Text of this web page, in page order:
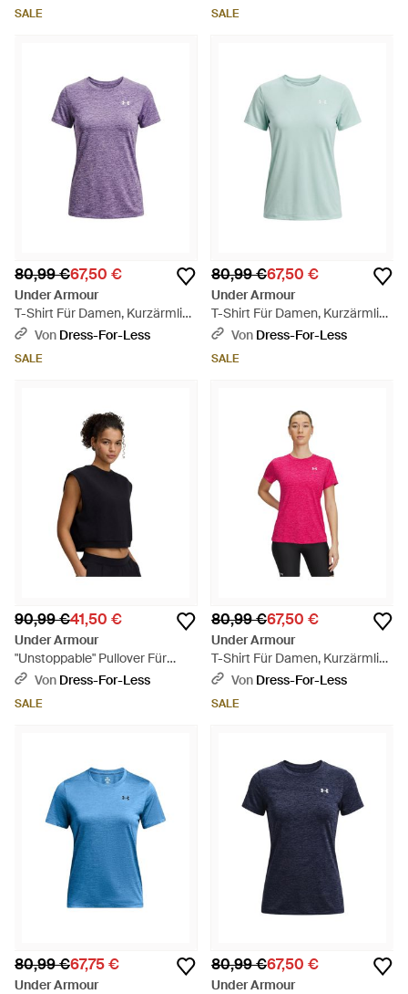
SALE SALE
80,99 €67,50 €
Under Armour
T-Shirt Für Damen, Kurzärmlig
(Violett) - Lila
Von Dress-For-Less
SALE
80,99 €67,50 €
Under Armour
T-Shirt Für Damen, Kurzärmlig
(Minzgrün) - Blau
Von Dress-For-Less
SALE
90,99 €41,50 €
Under Armour
"Unstoppable" Pullover Für
Damen, Fleece, Ärmellos -
Von Dress-For-Less
SALE
80,99 €67,50 €
Under Armour
T-Shirt Für Damen, Kurzärmlig
(Morgenröte) - Pink
Von Dress-For-Less
SALE
80,99 €67,75 €
Under Armour
80,99 €67,50 €
Under Armour